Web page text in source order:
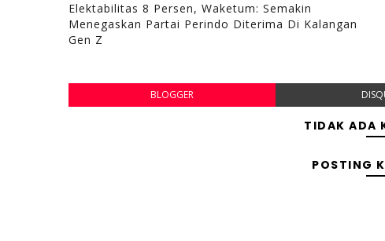
Elektabilitas 8 Persen, Waketum: Semakin
Menegaskan Partai Perindo Diterima Di Kalangan
Gen Z
BLOGGER
TIDAK ADA
POSTING